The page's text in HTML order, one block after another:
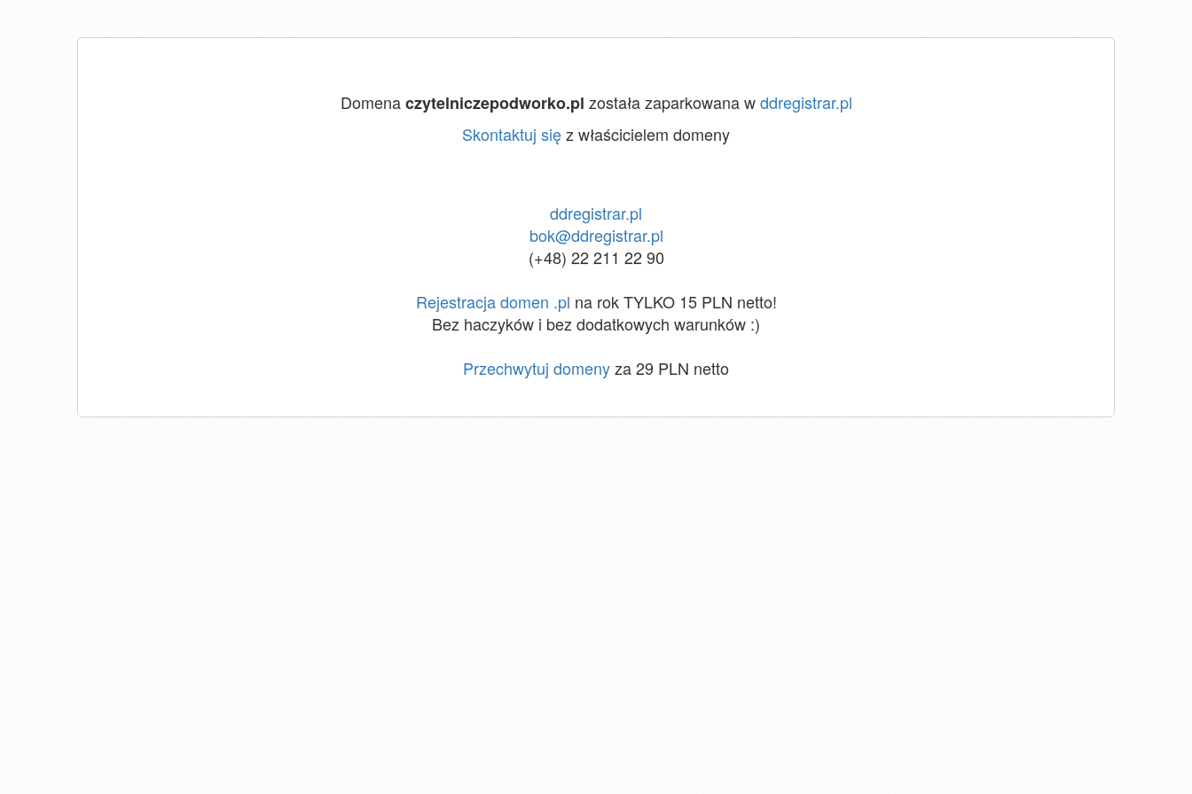
Domenaczytelniczepodworko.pl została zaparkowana wddregistrar.pl
Skontaktuj sięz właścicielem domeny
ddregistrar.pl
bok@ddregistrar.pl
(+48) 22 211 22 90
Rejestracja domen .pl na rok TYLKO 15 PLN netto!
Bez haczyków i bez dodatkowych warunków :)
Przechwytuj domenyza 29 PLN netto